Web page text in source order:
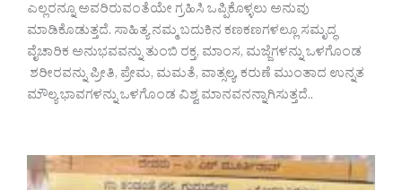
ಎಲ್ಲರನ್ನೂ ಅವರಿರುವಂತೆಯೇ ಗ್ರಹಿಸಿ ಒಪ್ಪಿಕೊಳ್ಳಲು ಅನುವು
ಮಾಡಿಕೊಡುತ್ತದೆ. ಸಾಹಿತ್ಯ ನಮ್ಮ ಬದುಕಿನ ಕಣಕಣಗಳಲ್ಲೂ ಸಮೃದ್ಧ
ವೈಚಾರಿಕ ಅನುಭವವನ್ನು ತುಂಬಿ ರಕ್ತ, ಮಾಂಸ, ಮಜ್ಜೆಗಳನ್ನು ಒಳಗೊಂಡ
ಶರೀರವನ್ನು ಪ್ರೀತಿ, ಪ್ರೇಮ, ಮಮತೆ, ವಾತ್ಸಲ್ಯ, ಕರುಣೆ ಮುಂತಾದ ಉನ್ನತ
ಮೌಲ್ಯ ಭಾವಗಳನ್ನು ಒಳಗೊಂಡ ವಿಶ್ವ ಮಾನವನನ್ನಾಗಿಸುತ್ತದೆ..